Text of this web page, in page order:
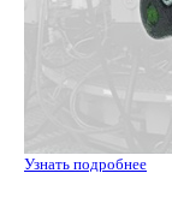
Узнать подробнее